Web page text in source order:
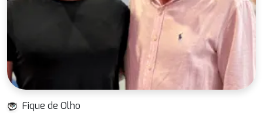
Fique de Olho